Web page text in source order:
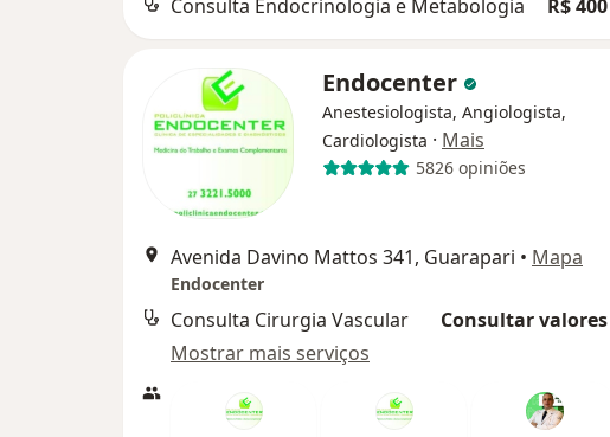
Consulta Endocrinologia e Metabologia R$ 400
Endocenter
Anestesiologista, Angiologista,
Cardiologista · Mais
5826 opiniões
Avenida Davino Mattos 341, Guarapari • Mapa
Endocenter
Consulta Cirurgia Vascular
Consultar valores
Mostrar mais serviços